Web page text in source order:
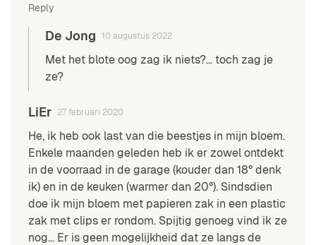
Reply
De Jong 10 augustus 2022
Met het blote oog zag ik niets?… toch zag je
ze?
LiEr 27 februari 2020
He, ik heb ook last van die beestjes in mijn bloem.
Enkele maanden geleden heb ik er zowel ontdekt
in de voorraad in de garage (kouder dan 18° denk
ik) en in de keuken (warmer dan 20°). Sindsdien
doe ik mijn bloem met papieren zak in een plastic
zak met clips er rondom. Spijtig genoeg vind ik ze
nog… Er is geen mogelijkheid dat ze langs de